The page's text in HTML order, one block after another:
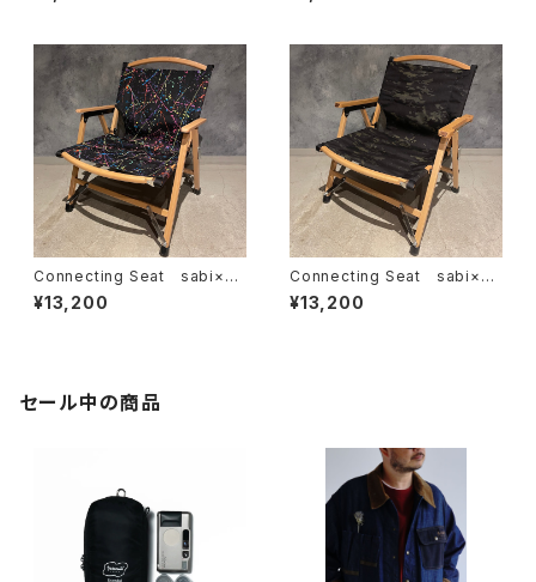
Connecting Seat sabi×KA
MU Splatter Paint
¥13,200
Connecting Seat sabi×KA
MU Multicam Black
¥13,200
セール中の商品